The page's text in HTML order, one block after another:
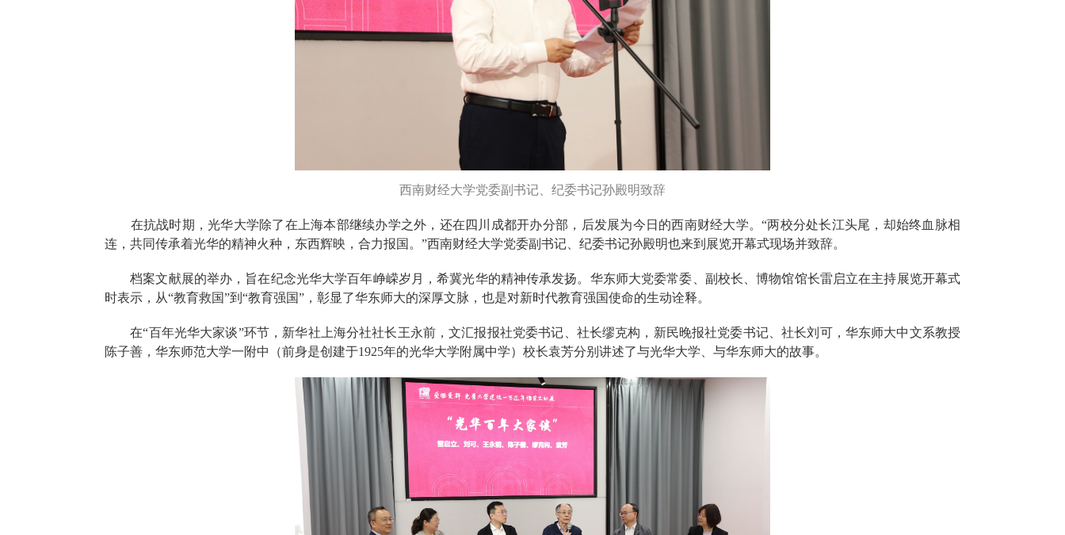
西南财经大学党委副书记、纪委书记孙殿明致辞
在抗战时期，光华大学除了在上海本部继续办学之外，还在四川成都开办分部，后发展为今日的西南财经大学。“两校分处长江头尾，却始终血脉相
连，共同传承着光华的精神火种，东西辉映，合力报国。”西南财经大学党委副书记、纪委书记孙殿明也来到展览开幕式现场并致辞。
档案文献展的举办，旨在纪念光华大学百年峥嵘岁月，希冀光华的精神传承发扬。华东师大党委常委、副校长、博物馆馆长雷启立在主持展览开幕式
时表示，从“教育救国”到“教育强国”，彰显了华东师大的深厚文脉，也是对新时代教育强国使命的生动诠释。
在“百年光华大家谈”环节，新华社上海分社社长王永前，文汇报报社党委书记、社长缪克构，新民晚报社党委书记、社长刘可，华东师大中文系教授
陈子善，华东师范大学一附中（前身是创建于1925年的光华大学附属中学）校长袁芳分别讲述了与光华大学、与华东师大的故事。